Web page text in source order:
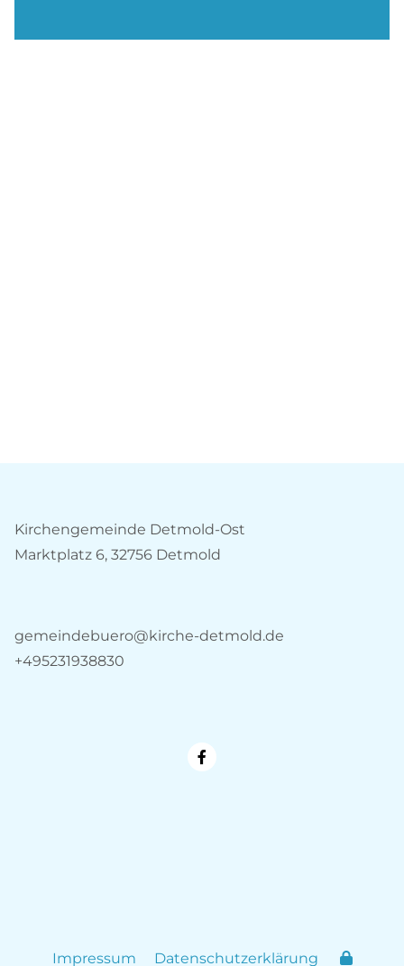
Kirchengemeinde Detmold-Ost
Marktplatz 6, 32756 Detmold
gemeindebuero@kirche-detmold.de
+495231938830
Impressum Datenschutzerklärung